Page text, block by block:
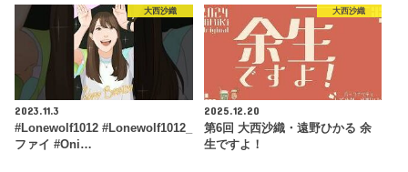
大西沙織
2023.11.3
#Lonewolf1012 #Lonewolf1012_
ファイ #Oni…
大西沙織
2025.12.20
第6回 大西沙織・遠野ひかる 余
生ですよ！